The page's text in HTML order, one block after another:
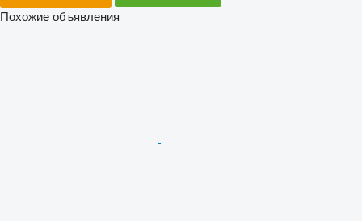
Похожие объявления